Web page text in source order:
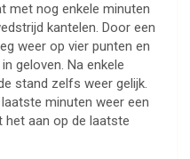
met nog enkele minuten
kantelen. Door een
weer op vier punten en
geloven. Na enkele
stand zelfs weer gelijk.
minuten weer een
aan op de laatste